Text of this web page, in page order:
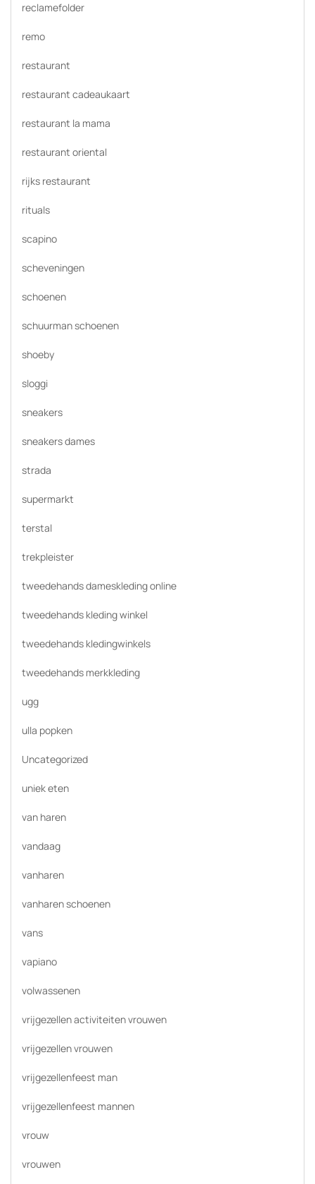
reclamefolder
remo
restaurant
restaurant cadeaukaart
restaurant la mama
restaurant oriental
rijks restaurant
rituals
scapino
scheveningen
schoenen
schuurman schoenen
shoeby
sloggi
sneakers
sneakers dames
strada
supermarkt
terstal
trekpleister
tweedehands dameskleding online
tweedehands kleding winkel
tweedehands kledingwinkels
tweedehands merkkleding
ugg
ulla popken
Uncategorized
uniek eten
van haren
vandaag
vanharen
vanharen schoenen
vans
vapiano
volwassenen
vrijgezellen activiteiten vrouwen
vrijgezellen vrouwen
vrijgezellenfeest man
vrijgezellenfeest mannen
vrouw
vrouwen